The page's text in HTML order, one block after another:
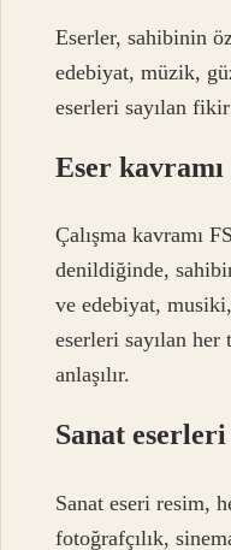
Eserler, sahibinin
edebiyat, müzik,
eserleri sayılan
Eser
Çalışma kavramı
denildiğinde,
ve edebiyat,
eserleri sayılan
anlaşılır.
Sanat
Sanat eseri resim,
fotoğrafçılık,